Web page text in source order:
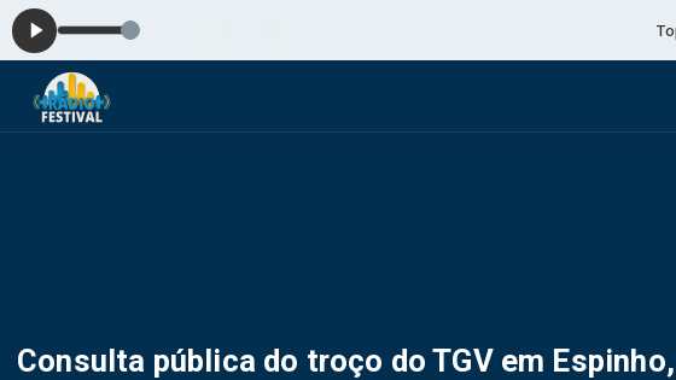
Top Three
Consulta pública do troço do TGV em